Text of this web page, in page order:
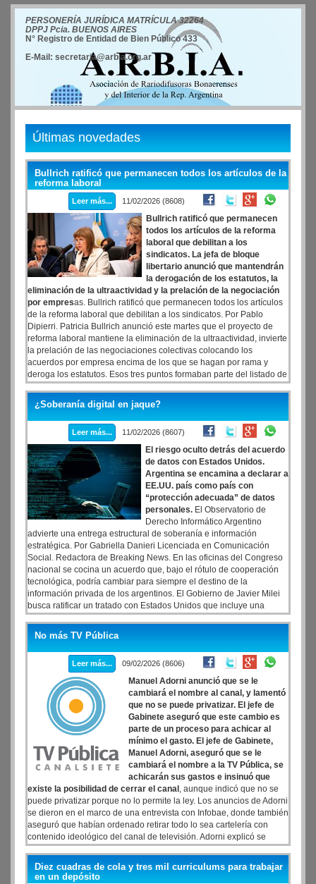
PERSONERÍA JURÍDICA MATRÍCULA 32264
DPPJ Pcia. BUENOS AIRES
N° Registro de Entidad de Bien Público 433
E-Mail: secretaria@arbia.org.ar
Últimas novedades
Bullrich ratificó que permanecen todos los artículos de la
reforma laboral
Leer más... 11/02/2026 (8608)
Bullrich ratificó que permanecen
todos los artículos de la reforma
laboral que debilitan a los
sindicatos. La jefa de bloque
libertario anunció que mantendrán
la derogación de los estatutos, la
eliminación de la ultraactividad y la prelación de la negociación
por empresas. Bullrich ratificó que permanecen todos los artículos
de la reforma laboral que debilitan a los sindicatos. Por Pablo
Dipierri. Patricia Bullrich anunció este martes que el proyecto de
reforma laboral mantiene la eliminación de la ultraactividad, invierte
la prelación de las negociaciones colectivas colocando los
acuerdos por empresa encima de los que se hagan por rama y
deroga los estatutos. Esos tres puntos formaban parte del listado de
artículos que la CGT pretendía voltear, pero la jefa del bloque
libertario los expuso, entre otros, como un cambio estratégico en las
relaciones laborales argentinas.
¿Soberanía digital en jaque?
Leer más... 11/02/2026 (8607)
El riesgo oculto detrás del acuerdo
de datos con Estados Unidos.
Argentina se encamina a declarar a
EE.UU. país como país con
“protección adecuada” de datos
personales. El Observatorio de
Derecho Informático Argentino
advierte una entrega estructural de soberanía e información
estratégica. Por Gabriella Danieri Licenciada en Comunicación
Social. Redactora de Breaking News. En las oficinas del Congreso
nacional se cocina un acuerdo que, bajo el rótulo de cooperación
tecnológica, podría cambiar para siempre el destino de la
información privada de los argentinos. El Gobierno de Javier Milei
busca ratificar un tratado con Estados Unidos que incluye una
cláusula central: reconocer a la potencia del norte como un país con
protección adecuada de datos personales.
No más TV Pública
Leer más... 09/02/2026 (8606)
Manuel Adorni anunció que se le
cambiará el nombre al canal, y lamentó
que no se puede privatizar. El jefe de
Gabinete aseguró que este cambio es
parte de un proceso para achicar al
mínimo el gasto. El jefe de Gabinete,
Manuel Adorni, aseguró que se le
cambiará el nombre a la TV Pública, se
achicarán sus gastos e insinuó que
existe la posibilidad de cerrar el canal , aunque indicó que no se
puede privatizar porque no lo permite la ley. Los anuncios de Adorni
se dieron en el marco de una entrevista con Infobae, donde también
aseguró que habían ordenado retirar todo lo sea cartelería con
contenido ideológico del canal de televisión. Adorni explicó se
busca achicar al máximo a los medios públicos
Diez cuadras de cola y tres mil curriculums para trabajar
en un depósito